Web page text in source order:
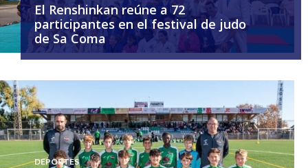
El Renshinkan reúne a 72
participantes en el festival de judo
de Sa Coma
DEPORTES